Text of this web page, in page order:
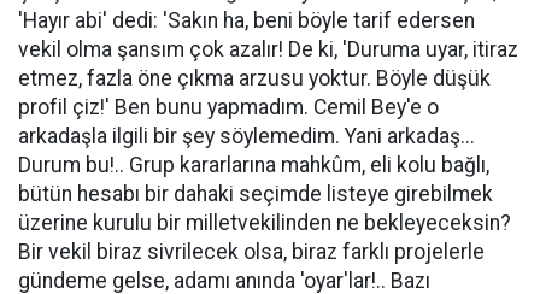
'Hayır abi' dedi: 'Sakın ha, beni böyle tarif edersen
vekil olma şansım çok azalır! De ki, 'Duruma uyar, itiraz
etmez, fazla öne çıkma arzusu yoktur. Böyle düşük
profil çiz!' Ben bunu yapmadım. Cemil Bey'e o
arkadaşla ilgili bir şey söylemedim. Yani arkadaş...
Durum bu!.. Grup kararlarına mahkûm, eli kolu bağlı,
bütün hesabı bir dahaki seçimde listeye girebilmek
üzerine kurulu bir milletvekilinden ne bekleyeceksin?
Bir vekil biraz sivrilecek olsa, biraz farklı projelerle
gündeme gelse, adamı anında 'oyar'lar!.. Bazı